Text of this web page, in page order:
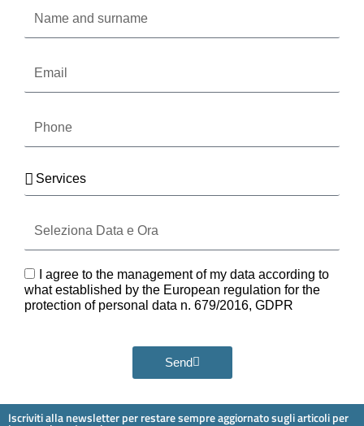
and
surname
Services
Data
e
GDPRI agree to the management of my data according to
what established by the European regulation for the
protection of personal data n. 679/2016, GDPR
Send
Iscriviti alla newsletter per restare sempre aggiornato sugli articoli per